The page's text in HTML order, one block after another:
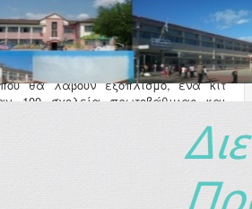
του σχολείου, είναι στην
θα λάβουν εξοπλισμό, ένα κιτ
100 σχολεία πρωτοβάθμιας και
κατατάχθηκαν με βάση τα